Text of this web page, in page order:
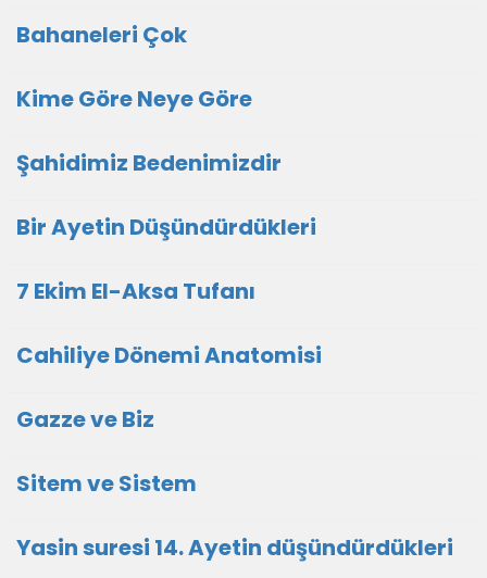
Bahaneleri Çok
Kime Göre Neye Göre
Şahidimiz Bedenimizdir
Bir Ayetin Düşündürdükleri
7 Ekim El-Aksa Tufanı
Cahiliye Dönemi Anatomisi
Gazze ve Biz
Sitem ve Sistem
Yasin suresi 14. Ayetin düşündürdükleri